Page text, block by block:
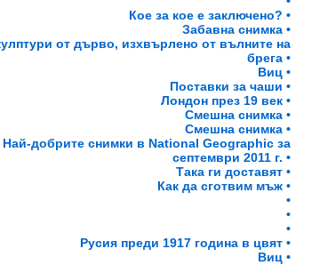
Кое за кое е заключено? •
Забавна снимка •
от дърво, изхвърлено от вълните на
брега •
Виц •
Поставки за чаши •
Лондон през 19 век •
Смешна снимка •
Смешна снимка •
Най-добрите снимки в National Geographic за
септември 2011 г. •
Така ги доставят •
Как да сготвим мъж •
•
•
•
Русия преди 1917 година в цвят •
Виц •